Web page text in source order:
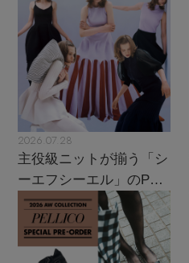
2026.07.28
主役級ニットが揃う「シ
ーエフシーエル」のPOP
UPがスタート